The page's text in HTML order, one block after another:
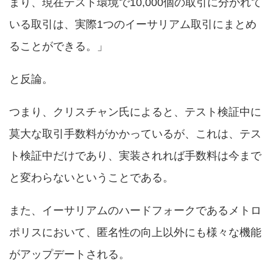
いる取引は、実際1つのイーサリアム取引にまとめ
ることができる。」
と反論。
つまり、クリスチャン氏によると、テスト検証中に
莫大な取引手数料がかかっているが、これは、テス
ト検証中だけであり、実装されれば手数料は今まで
と変わらないということである。
また、イーサリアムのハードフォークであるメトロ
ポリスにおいて、匿名性の向上以外にも様々な機能
がアップデートされる。